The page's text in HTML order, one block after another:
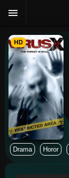
HD
Drama Horor